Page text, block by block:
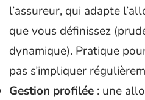
l’assureur, qui adapte
que vous définissez
dynamique). Pratique
pas s’impliquer
Gestion profilée : une